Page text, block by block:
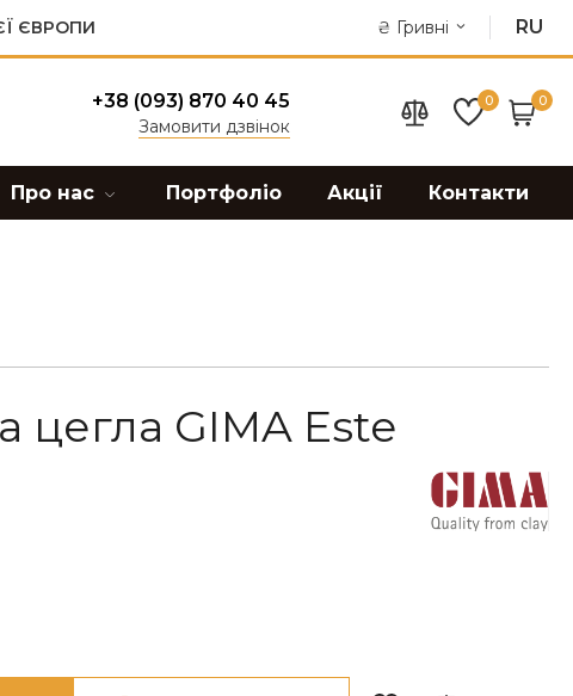
ЄВРОПИ ₴ Гривні RU
+38 (093) 870 40 45
Замовити дзвінок
0 0
Про нас Портфоліо Акції Контакти
цегла GIMA Este